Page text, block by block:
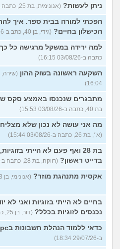
ניתן לעשות? (אנונימית, בת 25, כתבה ב-03/08/26 16:33)
הפכתי למורה בבית ספר. איך
הכישלון בחיים? (גידי, בן 40, כתב ב-03/08/26 16:24)
למה ירידה במשקל מרגישה כל
כתבה ב-03/08/26 16:15)
השקעה ראשונה בשוק ההון
16:04)
מתבגרים שנכנסו באמצע סקס
בת 40, כתבה ב-03/08/26 15:53)
מה אני עושה לא נכון שלא
(א׳, בת 26, כתבה ב-03/08/26 15:44)
בת 28 ואף פעם לא הייתי
בדייט ראשון? (רווקה, בת 28, כתבה ב-03/08/26 15:23)
אקסית מתנהגת מוזר? (אנונימי, בן 33, כתב ב-03/08/26 15:14)
בחיים לא הייתי בזוגיות ואני לא
נכנסים לזוגיות בכלל? (דור, בן 25, כתב ב-29/07/26 18:43)
כדאי ללמוד הנהלת חשבונות בipc?
ב-29/07/26 18:34)